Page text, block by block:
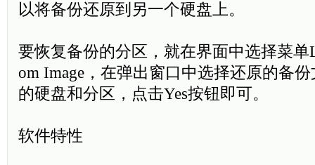
以将备份还原到另一个硬盘上。
要恢复备份的分区，就在界面中选择菜
om Image，在弹出窗口中选择还原的备
的硬盘和分区，点击Yes按钮即可。
软件特性